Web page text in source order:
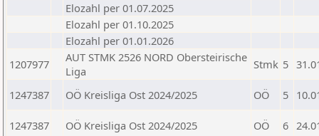
Elozahl per 01.07.2025
Elozahl per 01.10.2025
Elozahl per 01.01.2026
1207977
AUT STMK 2526 NORD Obersteirische
Liga
Stmk 5
1247387 OÖ Kreisliga Ost 2024/2025 OÖ 5
1247387 OÖ Kreisliga Ost 2024/2025 OÖ 6